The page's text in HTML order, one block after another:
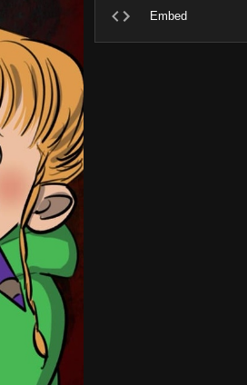
Embed